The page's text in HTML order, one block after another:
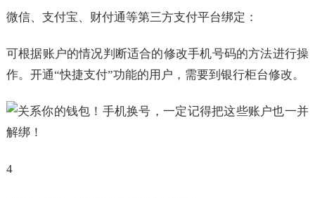
微信、支付宝、财付通等第三方支付平台绑定：
可根据账户的情况判断适合的修改手机号码的方法进行操
作。开通“快捷支付”功能的用户，需要到银行柜台修改。
4